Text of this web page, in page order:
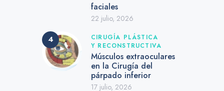
faciales
22 julio, 2026
CIRUGÍA PLÁSTICA
Y RECONSTRUCTIVA
Músculos extraoculares
en la Cirugía del
párpado inferior
17 julio, 2026